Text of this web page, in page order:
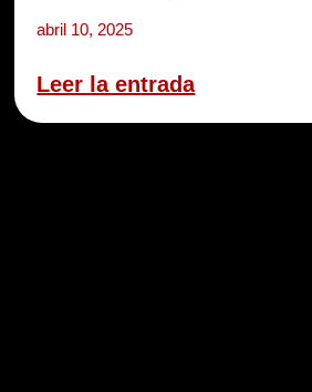
abril 10, 2025
Leer la entrada